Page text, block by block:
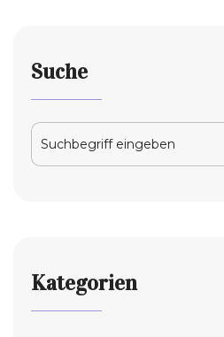
Suche
Kategorien